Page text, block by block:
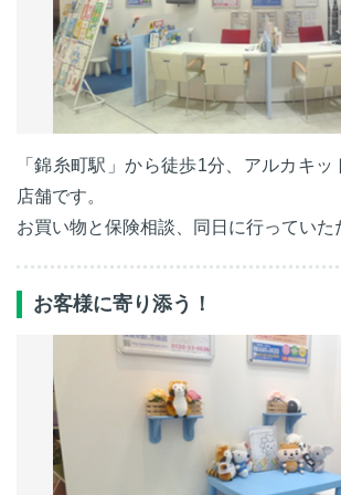
「錦糸町駅」から徒歩1分、アルカキ
店舗です。
お買い物と保険相談、同日に行っていた
お客様に寄り添う！